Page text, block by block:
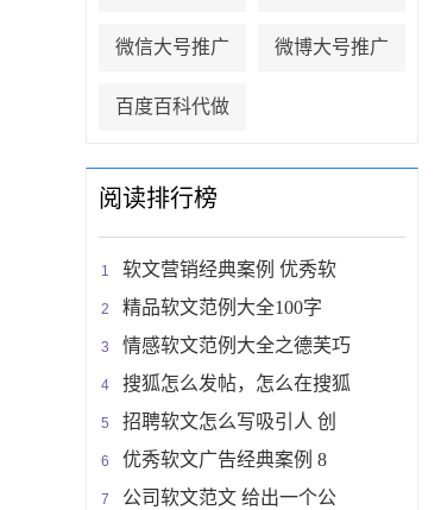
微信大号推广 微博大号推广
百度百科代做
阅读排行榜
软文营销经典案例 优秀软
精品软文范例大全100字
情感软文范例大全之德芙巧
搜狐怎么发帖，怎么在搜狐
招聘软文怎么写吸引人 创
优秀软文广告经典案例 8
公司软文范文 给出一个公